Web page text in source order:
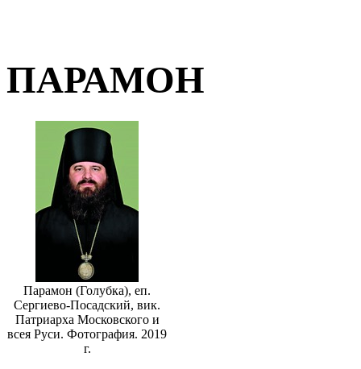
ПАРАМОН
Парамон (Голубка), еп.
Сергиево-Посадский, вик.
Патриарха Московского и
всея Руси. Фотография. 2019
г.